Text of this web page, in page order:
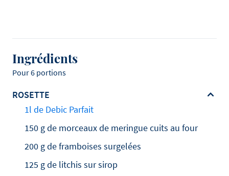
Ingrédients
Pour 6 portions
ROSETTE
1l de Debic Parfait
150 g de morceaux de meringue cuits au four
200 g de framboises surgelées
125 g de litchis sur sirop